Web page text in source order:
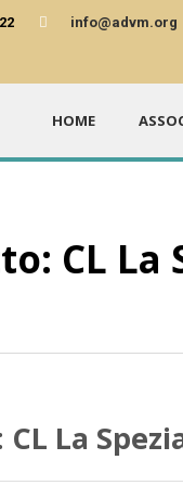
info@advm.org
HOME
CL La
La